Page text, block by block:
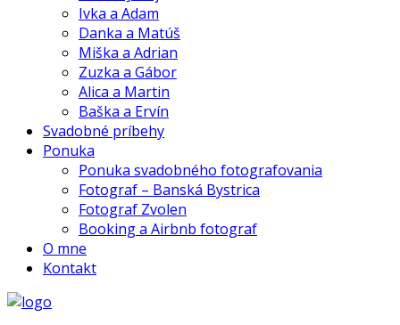
Ivka a Adam
Danka a Matúš
Miška a Adrian
Zuzka a Gábor
Alica a Martin
Baška a Ervín
Svadobné príbehy
Ponuka
Ponuka svadobného fotografovania
Fotograf – Banská Bystrica
Fotograf Zvolen
Booking a Airbnb fotograf
O mne
Kontakt